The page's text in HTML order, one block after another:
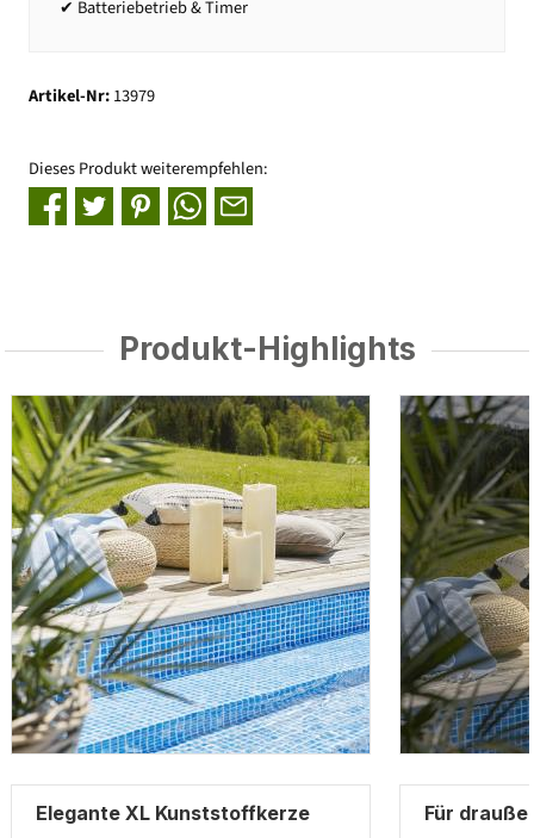
✔ Batteriebetrieb & Timer
Artikel-Nr:13979
Dieses Produkt weiterempfehlen:
Produkt-Highlights
Elegante XL Kunststoffkerze Für